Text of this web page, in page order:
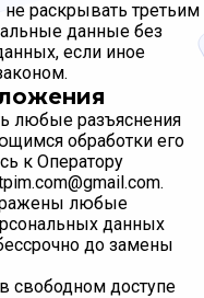
раскрывать третьим
данные без
если иное
любые разъяснения
обработки его
к Оператору
любые
данных
до замены
свободном доступе